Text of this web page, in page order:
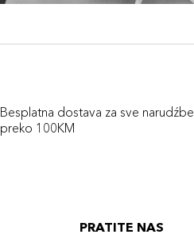
Besplatna dostava za sve narudźbe
preko 100KM
PRATITE NAS